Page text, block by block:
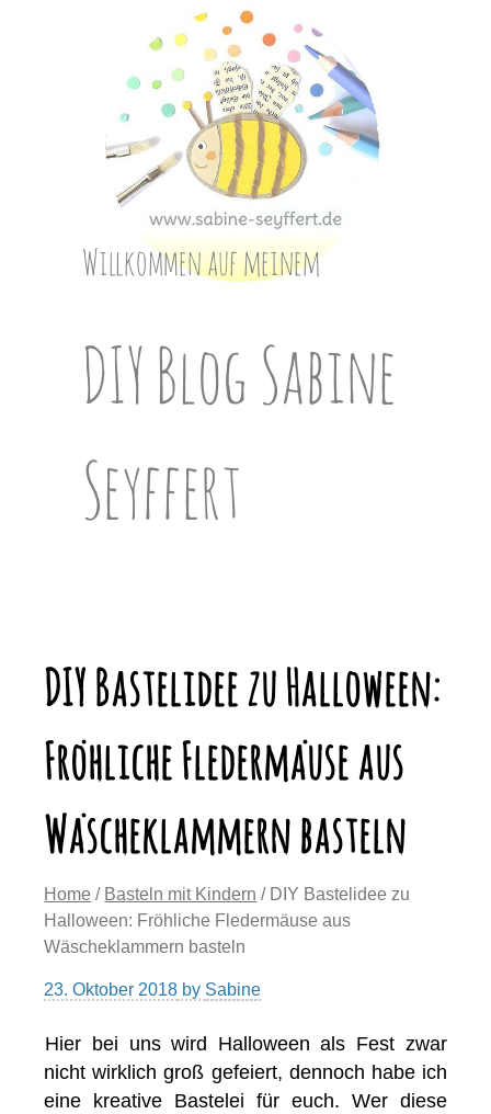
Willkommen auf meinem
DIY Blog Sabine
Seyffert
DIY Bastelidee zu Halloween:
Fröhliche Fledermäuse aus
Wäscheklammern basteln
Home / Basteln mit Kindern / DIY Bastelidee zu
Halloween: Fröhliche Fledermäuse aus
Wäscheklammern basteln
23. Oktober 2018 by Sabine
Hier bei uns wird Halloween als Fest zwar
nicht wirklich groß gefeiert, dennoch habe ich
eine kreative Bastelei für euch. Wer diese